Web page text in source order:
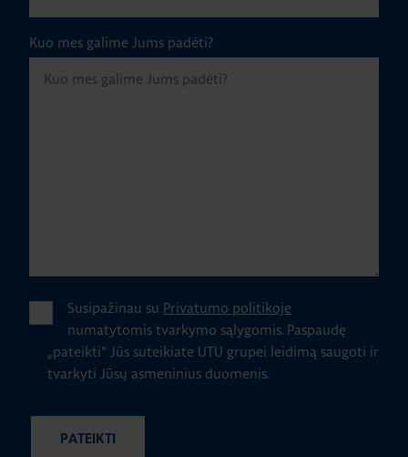
Kuo mes galime Jums padėti?
Susipažinau su Privatumo politikoje
numatytomis tvarkymo sąlygomis. Paspaudę
„pateikti" Jūs suteikiate UTU grupei leidimą saugoti ir
tvarkyti Jūsų asmeninius duomenis.